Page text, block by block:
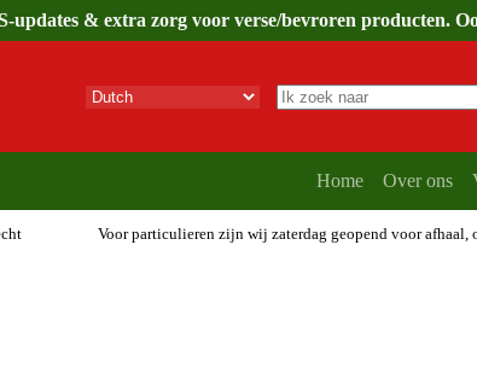
updates & extra zorg voor verse/bevroren producten.
Home Over ons
Voor particulieren zijn wij zaterdag geopend voor afhaal,